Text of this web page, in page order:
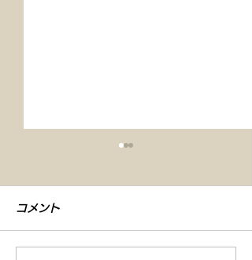
コメント